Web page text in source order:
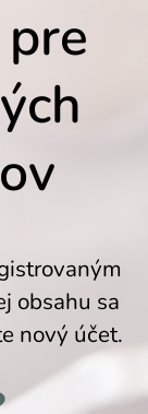
obsahu sa
nový účet.